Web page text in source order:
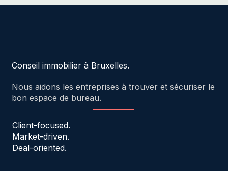
Conseil immobilier à Bruxelles.
Nous aidons les entreprises à trouver et sécuriser le
bon espace de bureau.
Client-focused.
Market-driven.
Deal-oriented.